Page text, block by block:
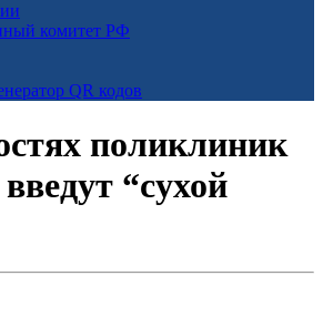
комитет РФ
QR кодов
поликлиник
“сухой